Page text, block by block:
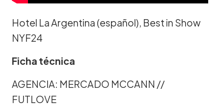
Hotel La Argentina (español), Best in Show
NYF24
Ficha técnica
AGENCIA: MERCADO MCCANN //
FUTLOVE